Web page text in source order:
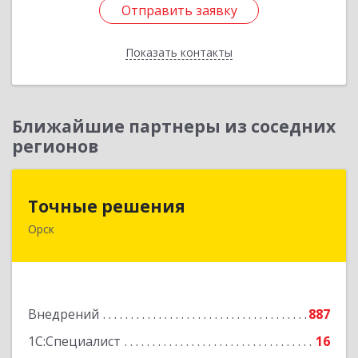
Отправить заявку
Показать контакты
Отправить заявку
Назад
Ближайшие партнеры из соседних
регионов
Точные решения
Орск
Внедрений
887
1С:Специалист
16
Подробнее